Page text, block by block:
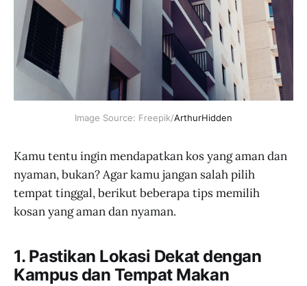
Image Source: Freepik/ArthurHidden
Kamu tentu ingin mendapatkan kos yang aman dan
nyaman, bukan? Agar kamu jangan salah pilih
tempat tinggal, berikut beberapa tips memilih
kosan yang aman dan nyaman.
1. Pastikan Lokasi Dekat dengan
Kampus dan Tempat Makan